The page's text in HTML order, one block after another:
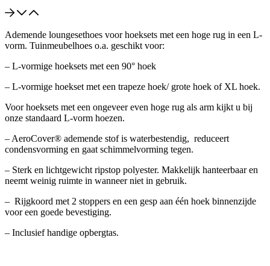
Ademende loungesethoes voor hoeksets met een hoge rug in een L-
vorm. Tuinmeubelhoes o.a. geschikt voor:
– L-vormige hoeksets met een 90° hoek
– L-vormige hoekset met een trapeze hoek/ grote hoek of XL hoek.
Voor hoeksets met een ongeveer even hoge rug als arm kijkt u bij
onze standaard L-vorm hoezen.
– AeroCover® ademende stof is waterbestendig, reduceert
condensvorming en gaat schimmelvorming tegen.
– Sterk en lichtgewicht ripstop polyester. Makkelijk hanteerbaar en
neemt weinig ruimte in wanneer niet in gebruik.
– Rijgkoord met 2 stoppers en een gesp aan één hoek binnenzijde
voor een goede bevestiging.
– Inclusief handige opbergtas.